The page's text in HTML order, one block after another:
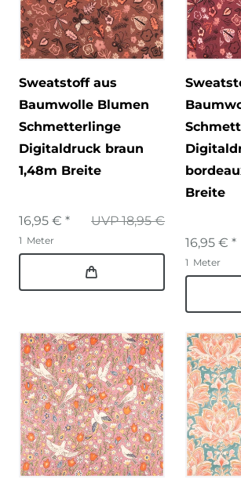
Sweatstoff aus
Baumwolle Blumen
Schmetterlinge
Digitaldruck braun
1,48m Breite
UVP 18,95 €
16,95 € *
1 Meter
Breite
16,95 € *
1 Meter